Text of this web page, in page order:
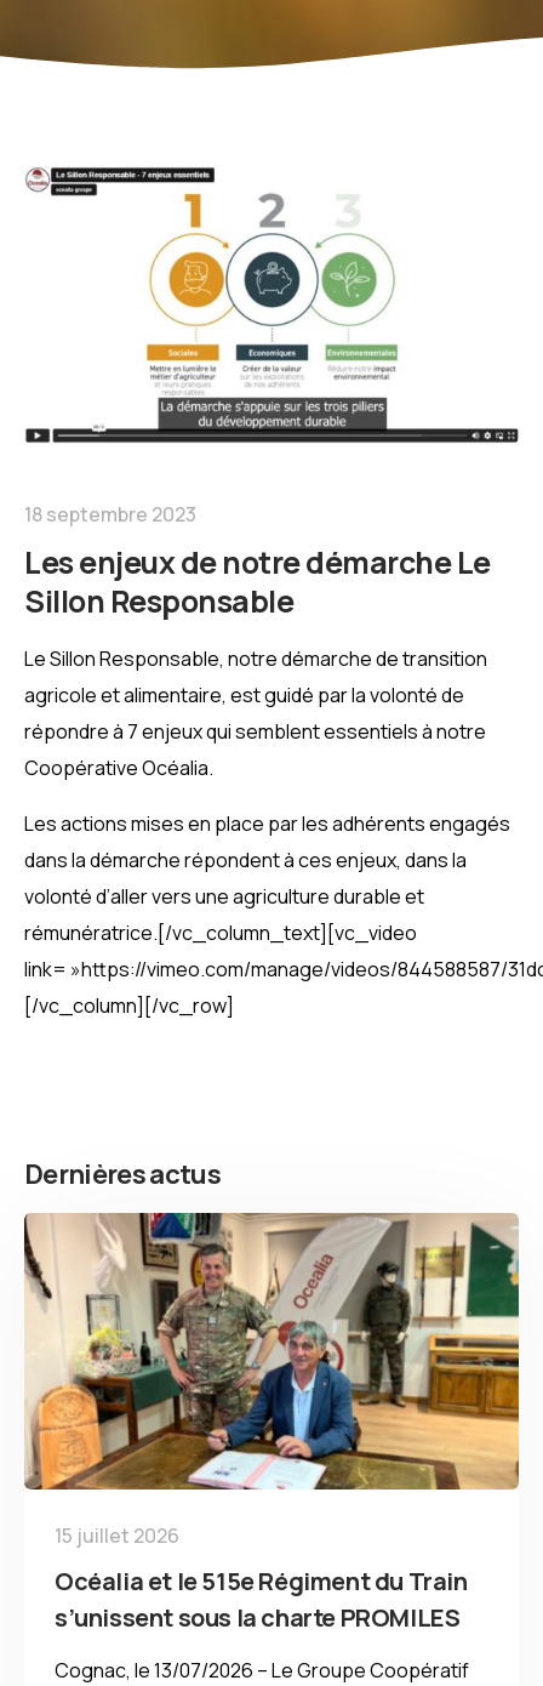
18 septembre 2023
Les enjeux de notre démarche Le
Sillon Responsable
Le Sillon Responsable, notre démarche de transition
agricole et alimentaire, est guidé par la volonté de
répondre à 7 enjeux qui semblent essentiels à notre
Coopérative Océalia.
Les actions mises en place par les adhérents engagés
dans la démarche répondent à ces enjeux, dans la
volonté d’aller vers une agriculture durable et
rémunératrice.[/vc_column_text][vc_video
link= »https://vimeo.com/manage/videos/844588587/
[/vc_column][/vc_row]
Dernières actus
15 juillet 2026
Océalia et le 515e Régiment du Train
s’unissent sous la charte PROMILES
Cognac, le 13/07/2026 – Le Groupe Coopératif